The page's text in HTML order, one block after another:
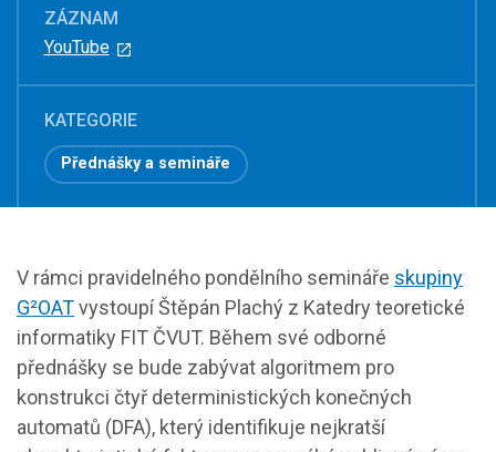
ZÁZNAM
YouTube
KATEGORIE
Přednášky a semináře
V rámci pravidelného pondělního semináře skupiny
G²OATvystoupí Štěpán Plachý z Katedry teoretické
informatiky FIT ČVUT. Během své odborné
přednášky se bude zabývat algoritmem pro
konstrukci čtyř deterministických konečných
automatů (DFA), který identifikuje nejkratší